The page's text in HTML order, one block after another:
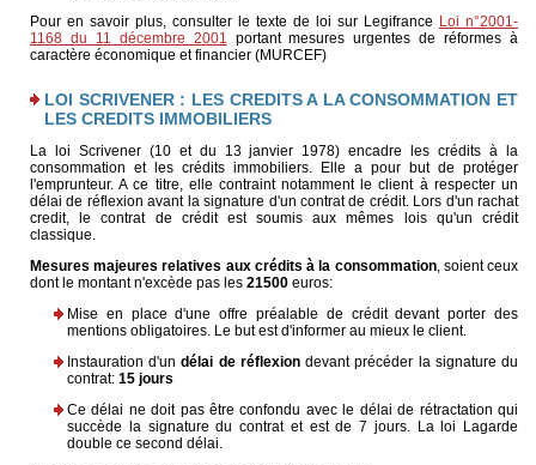
Pour en savoir plus, consulter le texte de loi sur Legifrance Loi n°2001-
1168 du 11 décembre 2001 portant mesures urgentes de réformes à
caractère économique et financier (MURCEF)
LOI SCRIVENER : LES CREDITS A LA CONSOMMATION ET
LES CREDITS IMMOBILIERS
La loi Scrivener (10 et du 13 janvier 1978) encadre les crédits à la
consommation et les crédits immobiliers. Elle a pour but de protéger
l'emprunteur. A ce titre, elle contraint notamment le client à respecter un
délai de réflexion avant la signature d'un contrat de crédit. Lors d'un rachat
credit, le contrat de crédit est soumis aux mêmes lois qu'un crédit
classique.
Mesures majeures relatives aux crédits à la consommation, soient ceux
dont le montant n'excède pas les 21500 euros:
Mise en place d'une offre préalable de crédit devant porter des
mentions obligatoires. Le but est d'informer au mieux le client.
Instauration d'undélai de réflexiondevant précéder la signature du
contrat: 15 jours
Ce délai ne doit pas être confondu avec le délai de rétractation qui
succède la signature du contrat et est de 7 jours. La loi Lagarde
double ce second délai.